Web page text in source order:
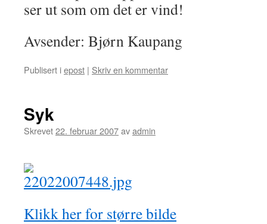
ser ut som om det er vind!
Avsender: Bjørn Kaupang
Publisert iepost | Skriv en kommentar
Syk
Skrevet22. februar 2007avadmin
Klikk her for større bilde